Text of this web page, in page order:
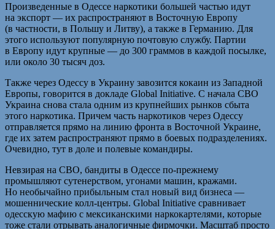
Произведенные в Одессе наркотики большей частью идут
на экспорт — их распространяют в Восточную Европу
(в частности, в Польшу и Литву), а также в Германию. Для
этого используют популярную почтовую службу. Партии
в Европу идут крупные — до 300 граммов в каждой посылке,
или около 30 тысяч доз.
Также через Одессу в Украину завозится кокаин из Западной
Европы, говорится в докладе Global Initiative. С начала СВО
Украина снова стала одним из крупнейших рынков сбыта
этого наркотика. Причем часть наркотиков через Одессу
отправляется прямо на линию фронта в Восточной Украине,
где их затем распространяют прямо в боевых подразделениях.
Очевидно, тут в доле и полевые командиры.
Невзирая на СВО, бандиты в Одессе по-прежнему
промышляют сутенерством, угонами машин, кражами.
Но необычайно прибыльным стал новый вид бизнеса —
мошеннические колл-центры. Global Initiative сравнивает
одесскую мафию с мексиканскими наркокартелями, которые
тоже стали отрывать аналогичные фирмочки. Масштаб просто